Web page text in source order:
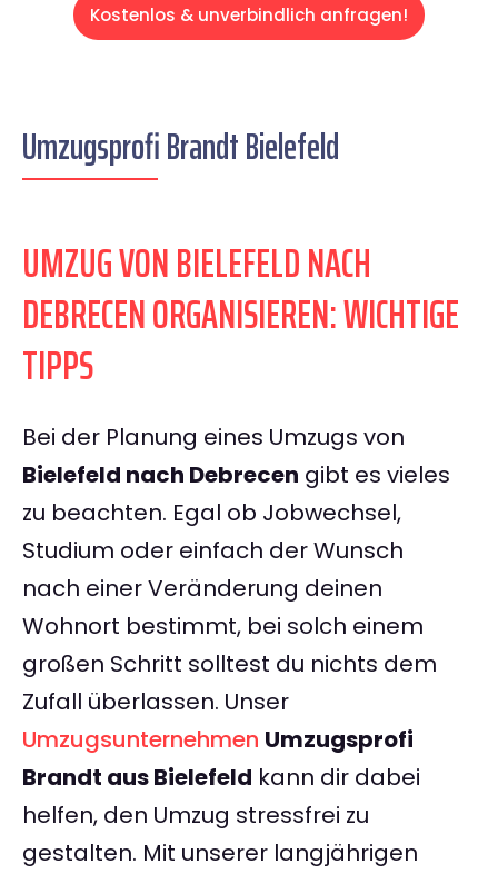
Kostenlos & unverbindlich anfragen!
Umzugsprofi Brandt Bielefeld
UMZUG VON BIELEFELD NACH
DEBRECEN ORGANISIEREN: WICHTIGE
TIPPS
Bei der Planung eines Umzugs von
Bielefeld nach Debrecen gibt es vieles
zu beachten. Egal ob Jobwechsel,
Studium oder einfach der Wunsch
nach einer Veränderung deinen
Wohnort bestimmt, bei solch einem
großen Schritt solltest du nichts dem
Zufall überlassen. Unser
Umzugsunternehmen Umzugsprofi
Brandt aus Bielefeld kann dir dabei
helfen, den Umzug stressfrei zu
gestalten. Mit unserer langjährigen